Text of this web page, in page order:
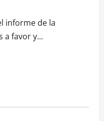
informe de la
a favor y...